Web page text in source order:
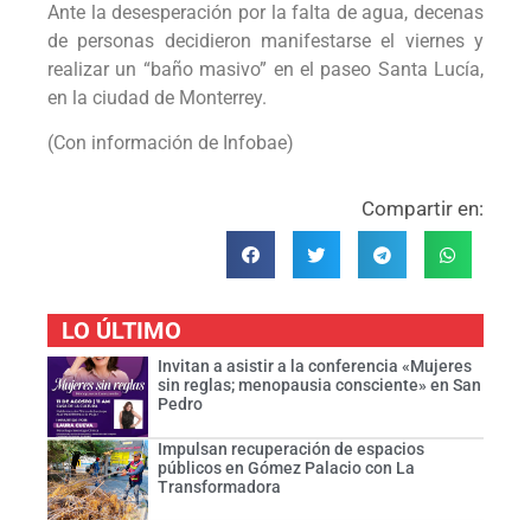
Ante la desesperación por la falta de agua, decenas
de personas decidieron manifestarse el viernes y
realizar un “baño masivo” en el paseo Santa Lucía,
en la ciudad de Monterrey.
(Con información de Infobae)
Compartir en:
LO ÚLTIMO
Invitan a asistir a la conferencia «Mujeres
sin reglas; menopausia consciente» en San
Pedro
Impulsan recuperación de espacios
públicos en Gómez Palacio con La
Transformadora